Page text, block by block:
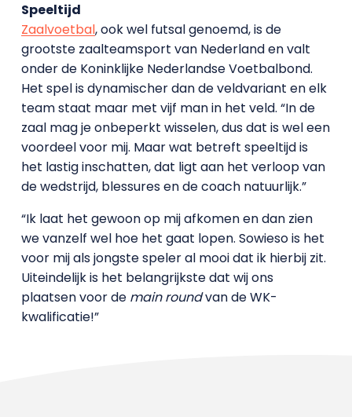
Speeltijd
Zaalvoetbal, ook wel futsal genoemd, is de
grootste zaalteamsport van Nederland en valt
onder de Koninklijke Nederlandse Voetbalbond.
Het spel is dynamischer dan de veldvariant en elk
team staat maar met vijf man in het veld. “In de
zaal mag je onbeperkt wisselen, dus dat is wel een
voordeel voor mij. Maar wat betreft speeltijd is
het lastig inschatten, dat ligt aan het verloop van
de wedstrijd, blessures en de coach natuurlijk.”
“Ik laat het gewoon op mij afkomen en dan zien
we vanzelf wel hoe het gaat lopen. Sowieso is het
voor mij als jongste speler al mooi dat ik hierbij zit.
Uiteindelijk is het belangrijkste dat wij ons
plaatsen voor de main roundvan de WK-
kwalificatie!”